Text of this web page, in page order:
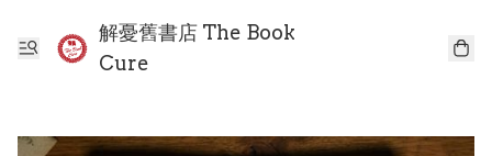
解憂舊書店 The Book
Cure